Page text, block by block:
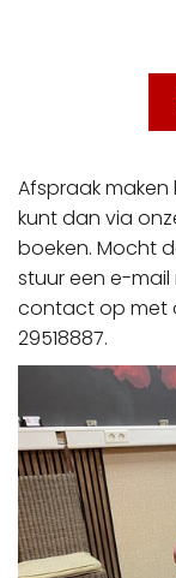
Afspraak
kunt dan via
boeken. Mocht
stuur een e-
contact op met
29518887.